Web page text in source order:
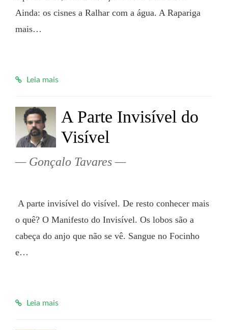
Ainda: os cisnes a Ralhar com a água. A Rapariga
mais…
Leia mais
A Parte Invisível do
Visível
Gonçalo Tavares
o quê? O Manifesto do Invisível. Os lobos são a
cabeça do anjo que não se vê. Sangue no Focinho
e…
Leia mais